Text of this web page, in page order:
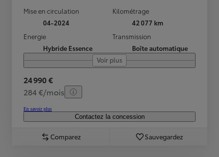
Mise en circulation
04-2024
Kilométrage
42 077 km
Energie
Hybride Essence
Transmission
Boîte automatique
Voir plus
24 990 €
284 €/mois
En savoir plus
Contactez la concession
Comparez Sauvegardez